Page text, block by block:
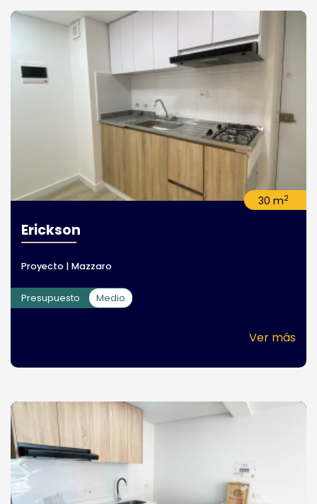
30 m2
Erickson
Proyecto | Mazzaro
Presupuesto Medio
Ver más